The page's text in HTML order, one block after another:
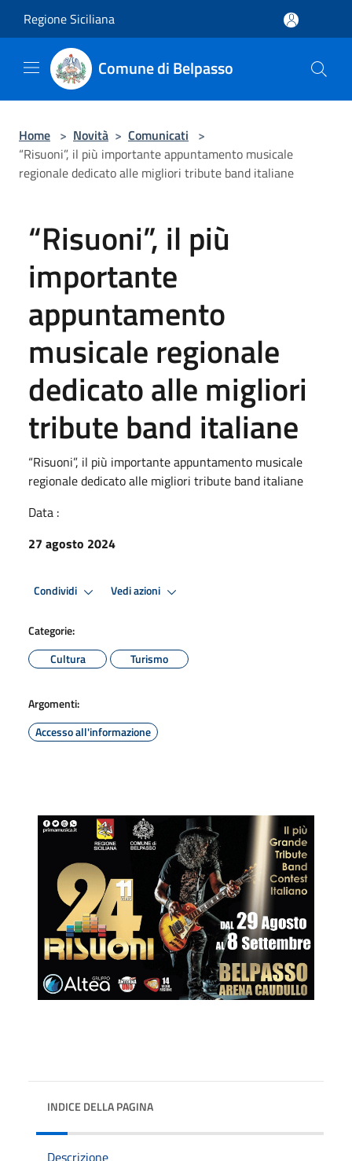
Regione Siciliana
Comune di Belpasso
Home > Novità > Comunicati >
“Risuoni”, il più importante appuntamento musicale
regionale dedicato alle migliori tribute band italiane
“Risuoni”, il più
importante
appuntamento
musicale regionale
dedicato alle migliori
tribute band italiane
“Risuoni”, il più importante appuntamento musicale
regionale dedicato alle migliori tribute band italiane
Data :
27 agosto 2024
Condividi Vedi azioni
Categorie:
Cultura
Turismo
Argomenti:
Accesso all'informazione
INDICE DELLA PAGINA
Descrizione